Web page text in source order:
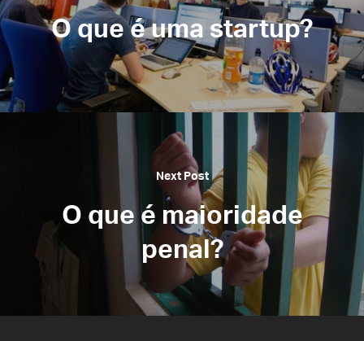
O que é uma startup?
Next Post
O que é maioridade
penal?